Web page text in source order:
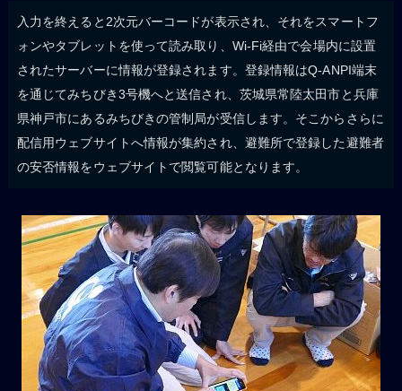
入力を終えると2次元バーコードが表示され、それをスマートフ
ォンやタブレットを使って読み取り、Wi-Fi経由で会場内に設置
されたサーバーに情報が登録されます。登録情報はQ-ANPI端末
を通じてみちびき3号機へと送信され、茨城県常陸太田市と兵庫
県神戸市にあるみちびきの管制局が受信します。そこからさらに
配信用ウェブサイトへ情報が集約され、避難所で登録した避難者
の安否情報をウェブサイトで閲覧可能となります。